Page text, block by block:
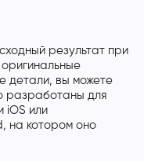
результат при
детали, вы можете
разработаны для
iOS или
на котором оно